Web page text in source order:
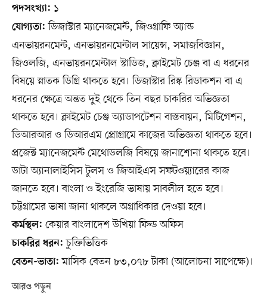
পদসংখ্যা: ১
যোগ্যতা: ডিজাস্টার ম্যানেজমেন্ট, জিওগ্রাফি অ্যান্ড
এনভায়রনমেন্ট, এনভায়রনমেন্টাল সায়েন্স, সমাজবিজ্ঞান,
জিওলজি, এনভায়রনমেন্টাল স্টাডিজ, ক্লাইমেট চেঞ্জ বা এ ধরনের
বিষয়ে স্নাতক ডিগ্রি থাকতে হবে। ডিজাস্টার রিস্ক রিডাকশন বা এ
ধরনের ক্ষেত্রে অন্তত দুই থেকে তিন বছর চাকরির অভিজ্ঞতা
থাকতে হবে। ক্লাইমেট চেঞ্জ অ্যাডাপটেশন বাস্তবায়ন, মিটিগেশন,
ডিআরআর ও ডিআরএম প্রোগ্রামে কাজের অভিজ্ঞতা থাকতে হবে।
প্রজেক্ট ম্যানেজমেন্ট মেথোডলজি বিষয়ে জানাশোনা থাকতে হবে।
ডাটা অ্যানালাইসিস টুলস ও জিআইএস সফটওয়্যারের কাজ
জানতে হবে। বাংলা ও ইংরেজি ভাষায় সাবলীল হতে হবে।
চট্টগ্রামের ভাষা জানা থাকলে অগ্রাধিকার দেওয়া হবে।
কর্মস্থল: কেয়ার বাংলাদেশ উখিয়া ফিল্ড অফিস
চাকরির ধরন: চুক্তিভিত্তিক
বেতন-ভাতা: মাসিক বেতন ৮৩,০৭৮ টাকা (আলোচনা সাপেক্ষে)।
আরও পড়ুন